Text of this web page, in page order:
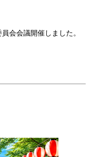
会会議開催しました。